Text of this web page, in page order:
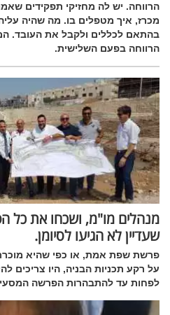
הרווחה. יש לה מחזיקי תפקידים
מכרז, איך מטפלים בו. מה שהיה
בהתאם לכללים ולקבל את העובד.
הרווחה בפעם השלישית.
מנהלים מו"מ, ושכחו את כל
שעדיין לא הגיעו לסיומן.
פרשת שפת אמת, או כפי שהיא
על רקע תכניות הבניה, היו צריכים
לפחות עד להתבהרות הפרשה